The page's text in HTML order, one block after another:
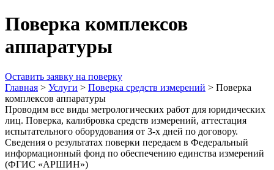
Поверка комплексов
аппаратуры
Оставить заявку на поверку
Главная > Услуги > Поверка средств измерений > Поверка
комплексов аппаратуры
Проводим все виды метрологических работ для юридических
лиц. Поверка, калибровка средств измерений, аттестация
испытательного оборудования от 3-х дней по договору.
Сведения о результатах поверки передаем в Федеральный
информационный фонд по обеспечению единства измерений
(ФГИС «АРШИН»)